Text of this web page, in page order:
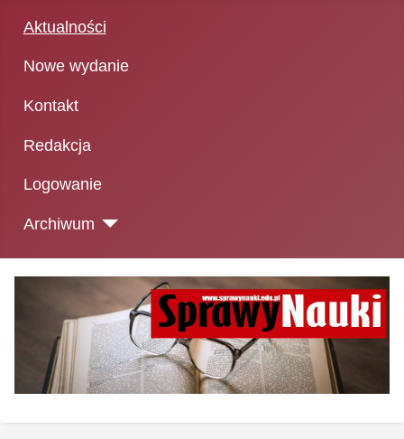
Aktualności
Nowe wydanie
Kontakt
Redakcja
Logowanie
Archiwum